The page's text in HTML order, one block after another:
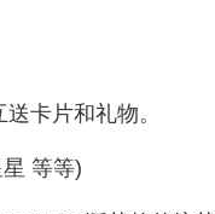
卡片和礼物。
等等)